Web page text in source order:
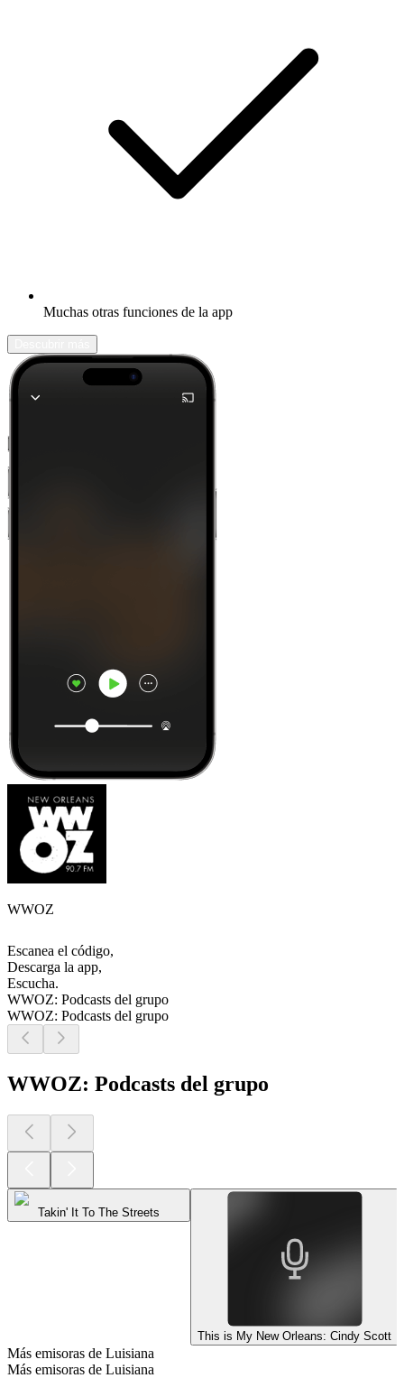
Muchas otras funciones de la app
WWOZ
Escanea el código,
Descarga la app,
Escucha.
WWOZ: Podcasts del grupo
WWOZ: Podcasts del grupo
WWOZ: Podcasts del grupo
Takin' It To The Streets
This is My New Orleans: Cindy Scott
Más emisoras de Luisiana
Más emisoras de Luisiana